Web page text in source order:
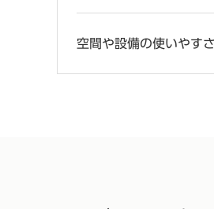
空間や設備の使いやすさ